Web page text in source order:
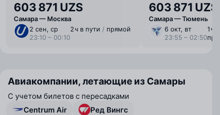
603 871 UZS
Самара — Москва
2 сен, ср
23:10 – 00:10
2 ⁠ч в пути / прямой
603 871 UZS
Самара — Тюмень
6 окт, вт
23:55 – 02:50
1 ⁠ч
Авиакомпании, летающие из Самары
С учетом билетов с пересадками
Centrum Air
Ред Вингс